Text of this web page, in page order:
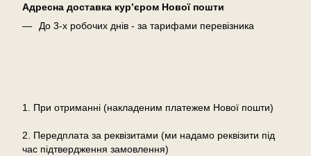
Адресна доставка кур’єром Нової пошти
До 3-х робочих днів - за тарифами перевізника
1. При отриманні (накладеним платежем Нової пошти)
2. Передплата за реквізитами (ми надамо реквізити під
час підтвердження замовлення)